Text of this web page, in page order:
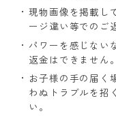
現物画像を掲載し
ージ違い等でのご
パワーを感じない
返金はできません。
お子様の手の届く
わぬトラブルを招
い。